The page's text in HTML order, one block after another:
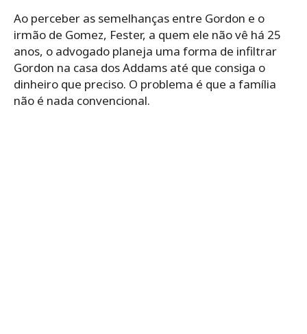
Ao perceber as semelhanças entre Gordon e o
irmão de Gomez, Fester, a quem ele não vê há 25
anos, o advogado planeja uma forma de infiltrar
Gordon na casa dos Addams até que consiga o
dinheiro que preciso. O problema é que a família
não é nada convencional.